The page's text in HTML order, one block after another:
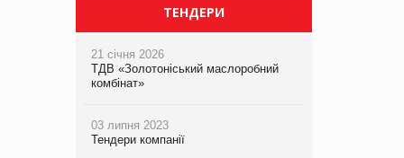
ТЕНДЕРИ
21 січня 2026
ТДВ «Золотоніський маслоробний
комбінат»
03 липня 2023
Тендери компанії